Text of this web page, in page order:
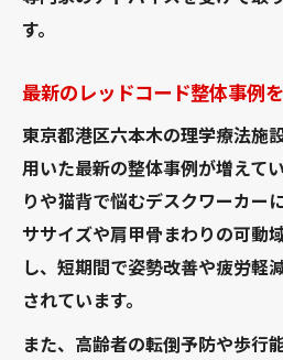
す。
最新のレッドコード整体事例
東京都港区六本木の理学療法施
用いた最新の整体事例が増えて
りや猫背で悩むデスクワーカー
ササイズや肩甲骨まわりの可動
し、短期間で姿勢改善や疲労軽
されています。
また、高齢者の転倒予防や歩行